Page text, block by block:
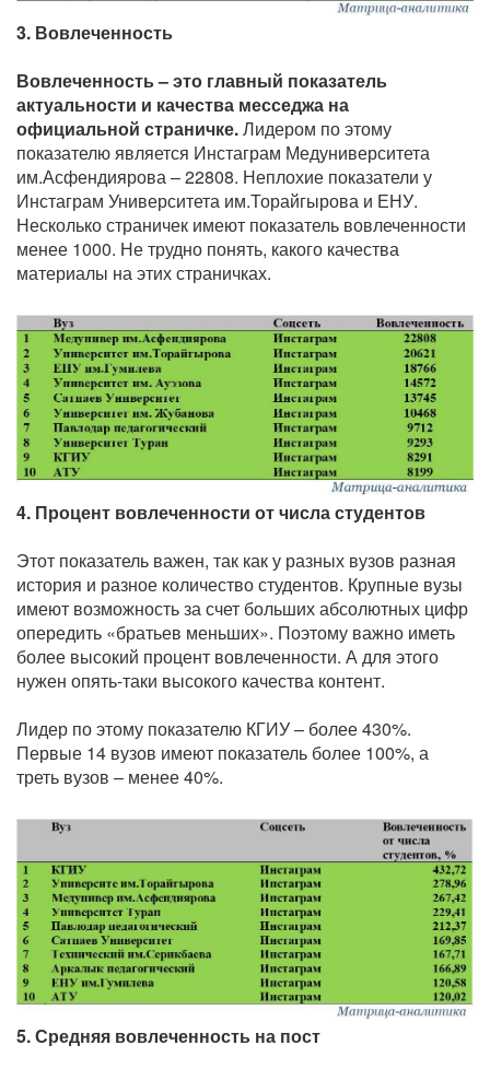
3. Вовлеченность
Вовлеченность – это главный показатель
актуальности и качества месседжа на
официальной страничке.Лидером по этому
показателю является Инстаграм Медуниверситета
им.Асфендиярова – 22808. Неплохие показатели у
Инстаграм Университета им.Торайгырова и ЕНУ.
Несколько страничек имеют показатель вовлеченности
менее 1000. Не трудно понять, какого качества
материалы на этих страничках.
4. Процент вовлеченности от числа студентов
Этот показатель важен, так как у разных вузов разная
история и разное количество студентов. Крупные вузы
имеют возможность за счет больших абсолютных цифр
опередить «братьев меньших». Поэтому важно иметь
более высокий процент вовлеченности. А для этого
нужен опять-таки высокого качества контент.
Лидер по этому показателю КГИУ – более 430%.
Первые 14 вузов имеют показатель более 100%, а
треть вузов – менее 40%.
5. Средняя вовлеченность на пост